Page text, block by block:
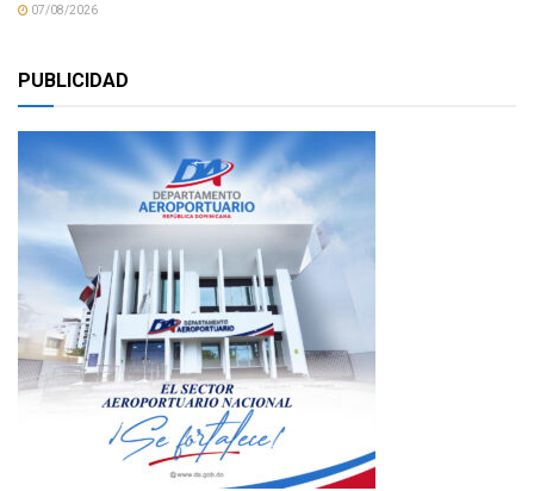
07/08/2026
PUBLICIDAD